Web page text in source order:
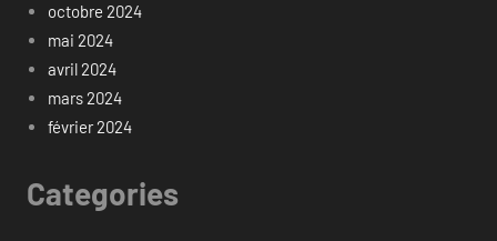
octobre 2024
mai 2024
avril 2024
mars 2024
février 2024
Categories